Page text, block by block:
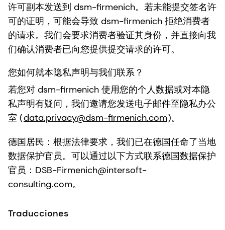
许可副本发送到 dsm-firmenich。若未能提交签名许
可的证明，可能会导致 dsm-firmenich 拒绝消费者
的请求。我们会要求消费者验证其身份，并直接向我
们确认消费者已向您提供提交请求的许可。
您如何就本隐私声明与我们联系？
若您对 dsm-firmenich 使用您的个人数据或对本隐
私声明有疑问，我们邀请您发送电子邮件至隐私办公
室 (data.privacy@dsm-firmenich.com)。
德国居民 ：根据法律要求，我们已在德国任命了当地
数据保护官员。可以通过以下方式联系德国数据保护
官员：DSB-Firmenich@intersoft-
consulting.com。
Traducciones